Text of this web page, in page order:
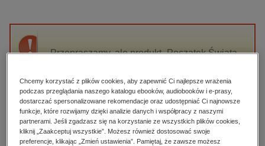
budownictwo, aranżacja wnętrz
darmowe wydania
edukacja
hobby, sport, rozrywka
komputery, internet, technologie, informatyka
Przepraszamy, ale produkt „Początek Świata
High-contrast mode
Polecane
Chcemy korzystać z plików cookies, aby zapewnić Ci najlepsze wrażenia
podczas przeglądania naszego katalogu ebooków, audiobooków i e-prasy,
dostarczać spersonalizowane rekomendacje oraz udostępniać Ci najnowsze
funkcje, które rozwijamy dzięki analizie danych i współpracy z naszymi
partnerami. Jeśli zgadzasz się na korzystanie ze wszystkich plików cookies,
kliknij „Zaakceptuj wszystkie”. Możesz również dostosować swoje
preferencje, klikając „Zmień ustawienia”. Pamiętaj, że zawsze możesz